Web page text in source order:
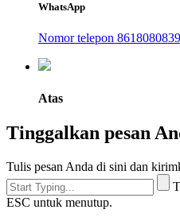
WhatsApp
Nomor telepon
Atas
Tinggalkan pesan
Tulis pesan Anda di sini dan
ESC untuk menutup.